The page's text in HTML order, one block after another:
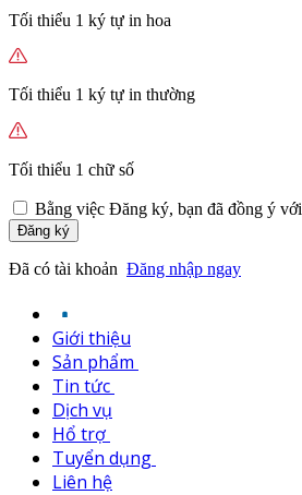
Tối thiểu 1 ký tự in hoa
Tối thiểu 1 ký tự in thường
Tối thiểu 1 chữ số
Bằng việc Đăng ký, bạn đã đồng ý với
Đăng ký
Đã có tài khoản Đăng nhập ngay
Giới thiệu
Sản phẩm
Tin tức
Dịch vụ
Hổ trợ
Tuyển dụng
Liên hệ